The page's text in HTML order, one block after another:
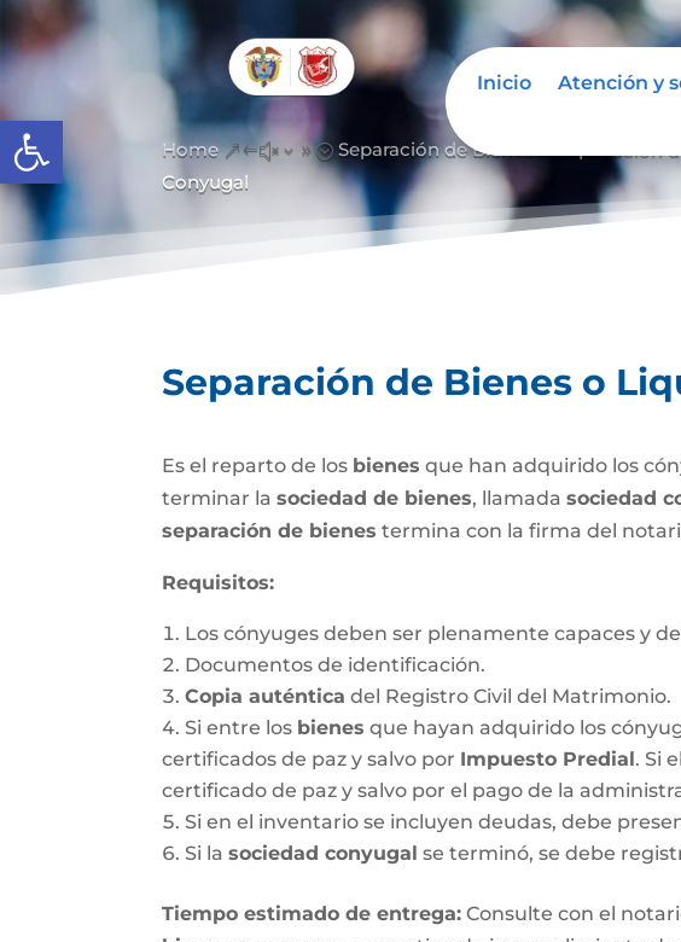
Abrir barra de herramientas
Inicio Atención y
Home &#x39; Separación de Bienes o Liquidación
Conyugal
Separación de Bienes o
Es el reparto de los bienes que han adquirido los
terminar lasociedad de bienes, llamadasociedad
separación de bienes termina con la firma del
Requisitos:
Los cónyuges deben ser plenamente capaces y
Documentos de identificación.
Copia auténtica del Registro Civil del Matrimonio.
Si entre los bienes que hayan adquirido los
certificados de paz y salvo por Impuesto Predial . Si el
certificado de paz y salvo por el pago de la
Si en el inventario se incluyen deudas, debe
Si lasociedad conyugal se terminó, se debe
Tiempo estimado de entrega: Consulte con el